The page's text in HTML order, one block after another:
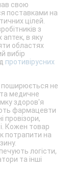
свою
поставками на
цілей.
з
аптек, в яку
областях
вибір
противірусних
поширюється не
та медичне
здоров'я
фармацевти
провізори,
Кожен товар
потрапити на
логісти,
та інші